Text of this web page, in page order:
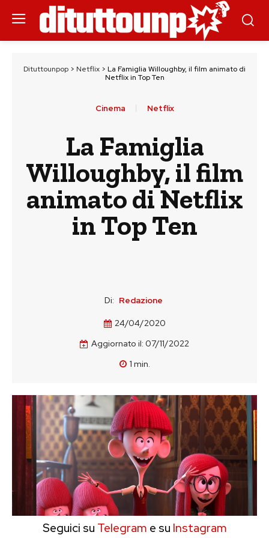
Dituttounpop > Netflix > La Famiglia Willoughby, il film animato di
Netflix in Top Ten
Cinema Netflix
La Famiglia
Willoughby, il film
animato di Netflix
in Top Ten
Di: Redazione
24/04/2020
Aggiornato il: 07/11/2022
1 min.
Seguici su Telegram e su Instagram